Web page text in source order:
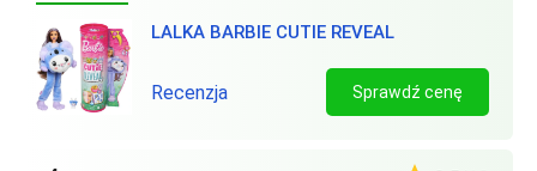
LALKA BARBIE CUTIE REVEAL
Recenzja Sprawdź cenę